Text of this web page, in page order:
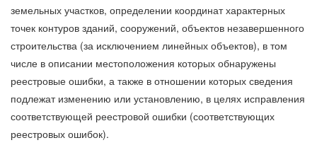
земельных участков, определении координат характерных
точек контуров зданий, сооружений, объектов незавершенного
строительства (за исключением линейных объектов), в том
числе в описании местоположения которых обнаружены
реестровые ошибки, а также в отношении которых сведения
подлежат изменению или установлению, в целях исправления
соответствующей реестровой ошибки (соответствующих
реестровых ошибок).